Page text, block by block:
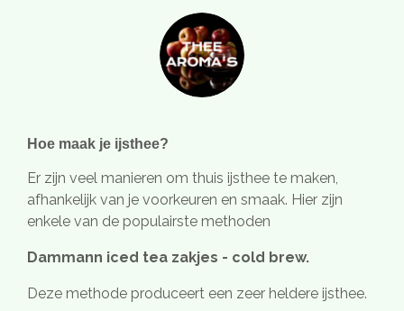
Hoe maak je ijsthee?
Er zijn veel manieren om thuis ijsthee te maken,
afhankelijk van je voorkeuren en smaak. Hier zijn
enkele van de populairste methoden
Dammann iced tea zakjes - cold brew.
Deze methode produceert een zeer heldere ijsthee.